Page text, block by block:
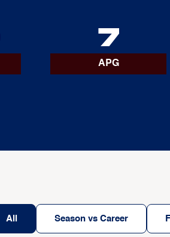
7
APG
All Season vs Career